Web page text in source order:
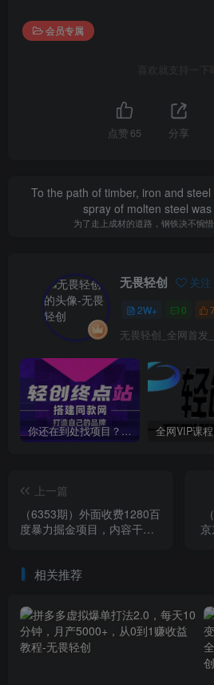
会员专属
喜欢就支持一下
点赞 65 分享
To the path of timber, iron and
spray of molten steel
为了走上成材的道路，钢铁决不惋
无畏轻创 关注
2W+ 0
无畏轻创_全网首发
你还在到处找项目？还在当韭菜？我靠卖项目一个月收入5万+，曾经我也是个失败者。
上一篇
（6353期）外面收费1280百
度暴力掘金项目，内容干货
相关推荐